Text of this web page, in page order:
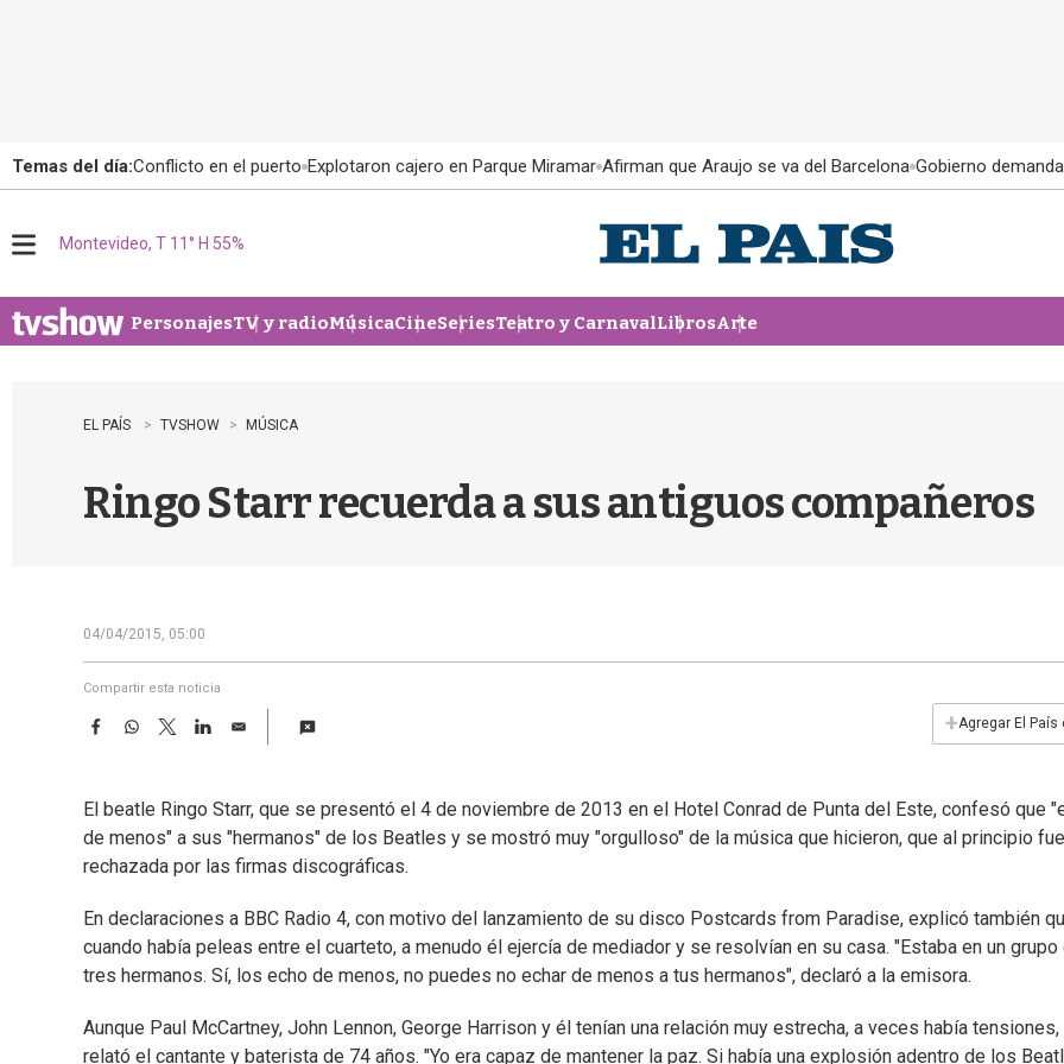
Temas del día:Conflicto en el puerto Explotaron cajero en Parque Miramar Afirman que Araujo se va del Barcelona Gobierno
u
Montevideo, T 11° H 55%
PersonajesTV y radioMúsicaCineSeriesTeatro y CarnavalLibrosArte
EL PAÍS TVSHOW MÚSICA
Ringo Starr recuerda a sus antiguos compañeros
04/04/2015, 05:00
Compartir esta noticia
F
b
o
o
W
s
A
p
T
w
t
e
r
L
e
d
I
E
l
+Agregar El País
El beatle Ringo Starr, que se presentó el 4 de noviembre de 2013 en el Hotel Conrad de Punta del Este, confesó que
de menos" a sus "hermanos" de los Beatles y se mostró muy "orgulloso" de la música que hicieron, que al principio fue
rechazada por las firmas discográficas.
En declaraciones a BBC Radio 4, con motivo del lanzamiento de su disco Postcards from Paradise, explicó también
cuando había peleas entre el cuarteto, a menudo él ejercía de mediador y se resolvían en su casa. "Estaba en un grupo
tres hermanos. Sí, los echo de menos, no puedes no echar de menos a tus hermanos", declaró a la emisora.
Aunque Paul McCartney, John Lennon, George Harrison y él tenían una relación muy estrecha, a veces había tensiones,
relató el cantante y baterista de 74 años. "Yo era capaz de mantener la paz. Si había una explosión adentro de los